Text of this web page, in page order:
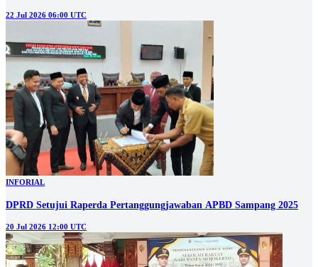
22 Jul 2026 06:00 UTC
INFORIAL
DPRD Setujui Raperda Pertanggungjawaban APBD Sampang 2025
20 Jul 2026 12:00 UTC